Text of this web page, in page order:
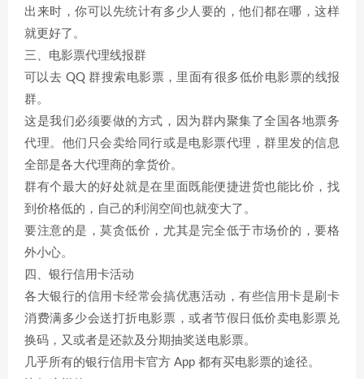
出来时，你可以先统计有多少人要的，他们都在哪，这样
就更好了。
三、电影票代理线报群
可以去 QQ 群搜索电影票，里面有很多低价电影票的线报
群。
这是我们必须要做的方式，因为群内聚集了全国各地票务
代理。他们只会卖给同行或是电影票代理，群里发的信息
全部是各大代理商的拿货价。
群有个最大的好处就是在里面既能便捷进货也能比价，找
到价格低的，自己的利润空间也就变大了。
要注意的是，莫贪低价，尤其是完全低于市场价的，要格
外小心。
四、银行信用卡活动
各大银行的信用卡经常会搞优惠活动，有些信用卡是刷卡
消费满多少会送打折电影票，或者节假日低价卖电影票兑
换码，又或者是还款及分期抽奖送电影票。
几乎所有的银行信用卡官方 App 都有买电影票的途径。